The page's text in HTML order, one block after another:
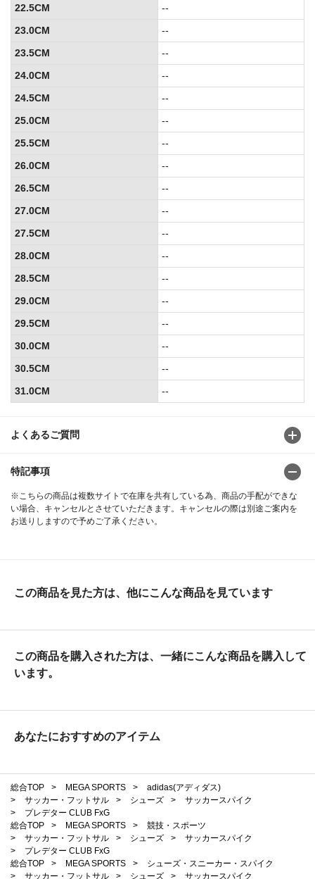
よくあるご質問
特記事項
※こちらの商品は複数サイトで在庫を共有している為、商品の手配ができな
い場合、キャンセルとさせていただきます。キャンセルの際は別途ご案内を
お送りしますので予めご了承ください。
22.5CM
--
23.0CM
--
23.5CM
--
24.0CM
--
24.5CM
--
25.0CM
--
25.5CM
--
26.0CM
--
26.5CM
--
27.0CM
--
27.5CM
--
28.0CM
--
28.5CM
--
29.0CM
--
29.5CM
--
30.0CM
--
30.5CM
--
31.0CM
--
この商品を見た方は、他にこんな商品を見ています
この商品を購入された方は、一緒にこんな商品を購入して
います。
あなたにおすすめのアイテム
総合TOP > MEGA SPORTS >
adidas(アディダス)
>
サッカー・フットサル > シューズ >
サッカースパイク
>
プレデター CLUB FxG
総合TOP
> MEGA SPORTS >
競技・スポーツ
>
サッカー・フットサル > シューズ >
サッカースパイク
>
プレデター CLUB FxG
総合TOP
> MEGA SPORTS >
シューズ・スニーカー・スパイク
>
サッカー・フットサル > シューズ >
サッカースパイク